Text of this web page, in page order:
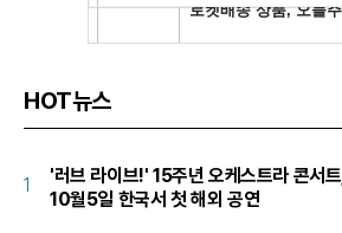
HOT뉴스
1
'러브 라이브!' 15주년 오케스트라 콘서트,
10월5일 한국서 첫 해외 공연